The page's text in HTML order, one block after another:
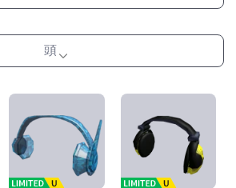
頭